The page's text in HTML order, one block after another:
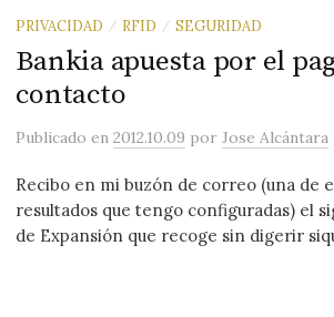
PRIVACIDAD / RFID / SEGURIDAD
Bankia apuesta por el
contacto
Publicadoen2012.10.09 porJose Alcántara
Recibo en mi buzón de correo (una de
resultados que tengo configuradas) el
de Expansión que recoge sin digerir